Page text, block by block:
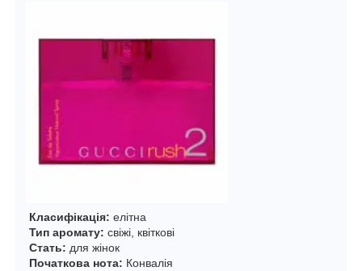
Класифікація: елітна
Тип аромату: свіжі, квіткові
Стать: для жінок
Початкова нота: Конвалія